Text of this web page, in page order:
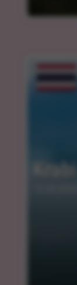
Krabi